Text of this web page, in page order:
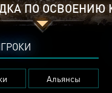
ПО ОСВОЕНИЮ
Альянсы